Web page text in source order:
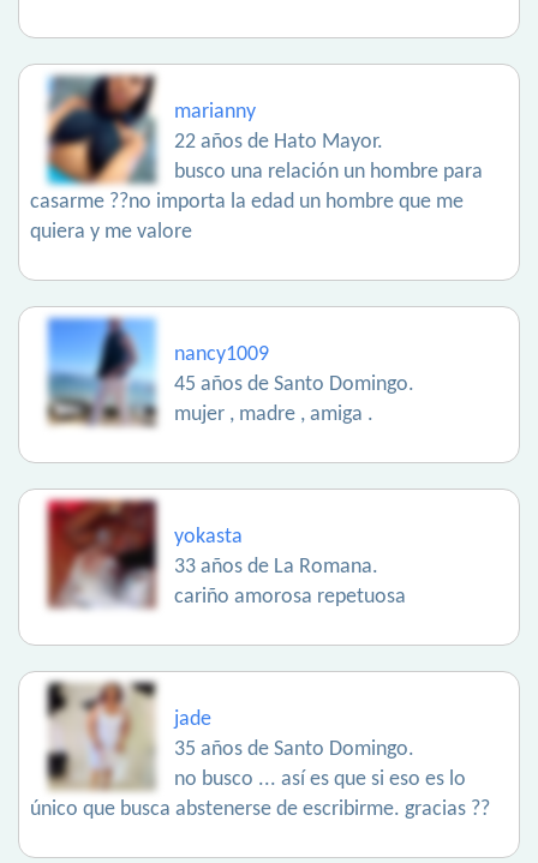
marianny
22 años de Hato Mayor.
busco una relación un hombre para
casarme ??no importa la edad un hombre que me
quiera y me valore
nancy1009
45 años de Santo Domingo.
mujer , madre , amiga .
yokasta
33 años de La Romana.
cariño amorosa repetuosa
jade
35 años de Santo Domingo.
no busco ... así es que si eso es lo
único que busca abstenerse de escribirme. gracias ??